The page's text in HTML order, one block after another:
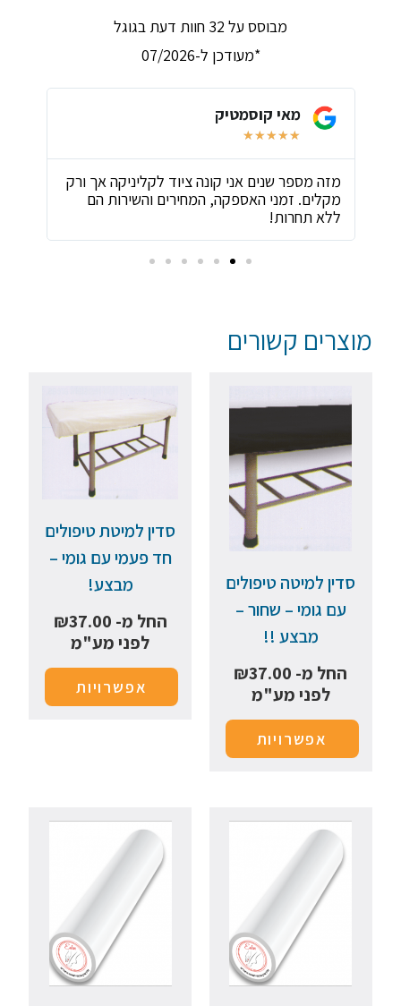
מבוסס על 32 חוות דעת בגוגל
*מעודכן ל-07/2026
מאי קוסמטיק
★
★
★
★
★
מזה מספר שנים אני קונה ציוד לקליניקה אך ורק
מקלים. זמני האספקה, המחירים והשירות הם
ללא תחרות!
מוצרים קשורים
סדין למיטה טיפולים
עם גומי – שחור –
מבצע !!
החל מ-
₪37.00
לפני מע"מ
אפשרויות
סדין למיטת טיפולים
חד פעמי עם גומי –
מבצע!
החל מ-
₪37.00
לפני מע"מ
אפשרויות